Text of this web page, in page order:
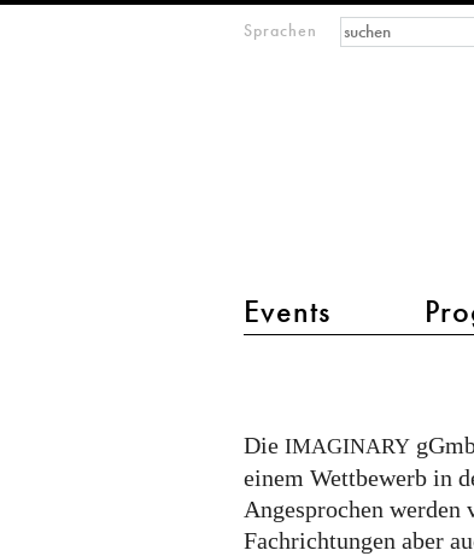
Sprachen
Hauptmenü 2
Events
Suche
-
Creative
Output
DieIMAGINARY
einem Wettbewerb in
Angesprochen werden
Fachrichtungen aber